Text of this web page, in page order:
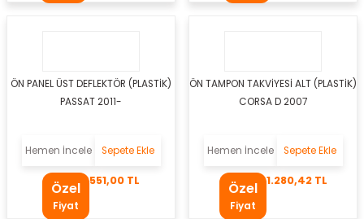
ÖN PANEL ÜST DEFLEKTÖR (PLASTİK)
PASSAT 2011-
Hemen İncele Sepete Ekle
Özel
Fiyat
551,00 TL
ÖN TAMPON TAKVİYESİ ALT (PLASTİK)
CORSA D 2007
Hemen İncele Sepete Ekle
Özel
Fiyat
1.280,42 TL